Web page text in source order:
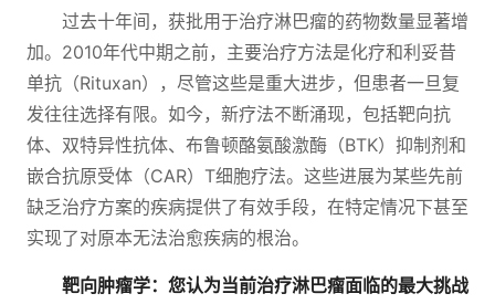
过去十年间，获批用于治疗淋巴瘤的药物数量显著增
加。2010年代中期之前，主要治疗方法是化疗和利妥昔
单抗（Rituxan），尽管这些是重大进步，但患者一旦复
发往往选择有限。如今，新疗法不断涌现，包括靶向抗
体、双特异性抗体、布鲁顿酪氨酸激酶（BTK）抑制剂和
嵌合抗原受体（CAR）T细胞疗法。这些进展为某些先前
缺乏治疗方案的疾病提供了有效手段，在特定情况下甚至
实现了对原本无法治愈疾病的根治。
靶向肿瘤学：您认为当前治疗淋巴瘤面临的最大挑战